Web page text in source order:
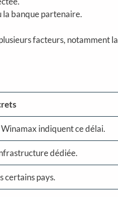
la banque partenaire.
facteurs, notamment la
indiquent ce délai.
dédiée.
certains pays.